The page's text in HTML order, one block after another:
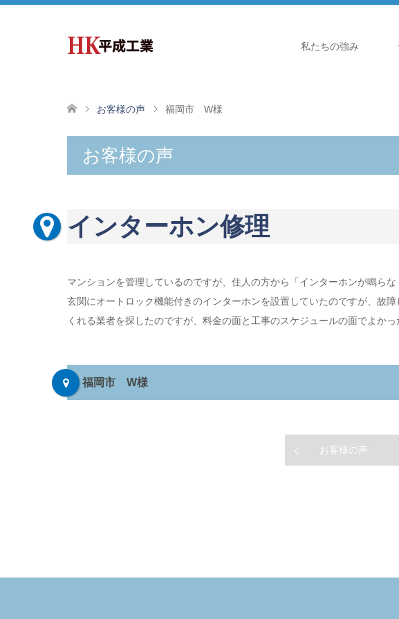
私たちの強み
お客様の声 福岡市 W様
お客様の声
インターホン修理
マンションを管理しているのですが、住人の方から「インターホンが鳴ら
玄関にオートロック機能付きのインターホンを設置していたのですが、故
くれる業者を探したのですが、料金の面と工事のスケジュールの面でよか
福岡市 W様
お客様の声